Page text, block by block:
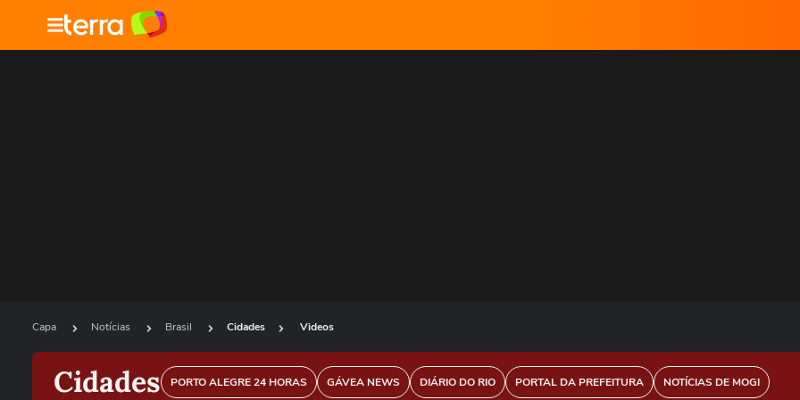
Capa Notícias Brasil Cidades Videos
Cidades PORTO ALEGRE 24 HORAS GÁVEA NEWS DIÁRIO DO RIO PORTAL DA PREFEITURA NOTÍCIAS DE MOGI